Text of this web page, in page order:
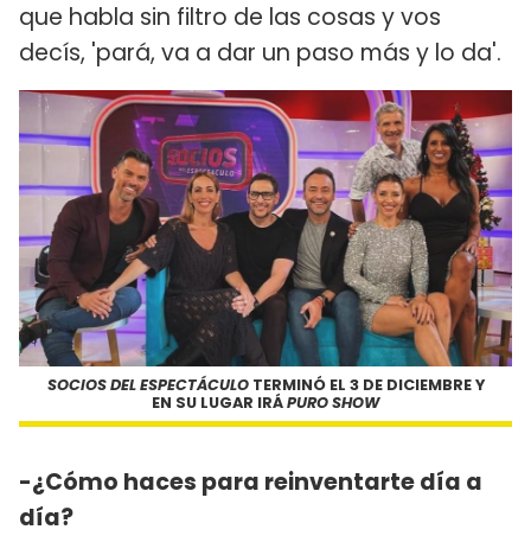
que habla sin filtro de las cosas y vos
decís, 'pará, va a dar un paso más y lo da'.
SOCIOS DEL ESPECTÁCULOTERMINÓ EL 3 DE DICIEMBRE Y
EN SU LUGAR IRÁPURO SHOW
-¿Cómo haces para reinventarte día a
día?